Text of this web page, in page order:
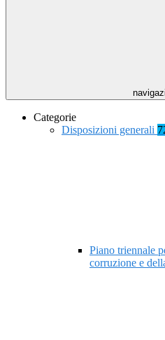
Categorie
Disposizioni generali
Piano triennale
corruzione e